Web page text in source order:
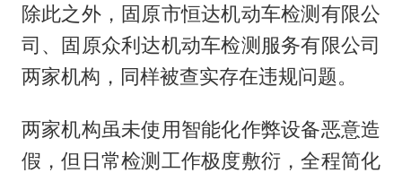
除此之外，固原市恒达机动车检测有限公
司、固原众利达机动车检测服务有限公司
两家机构，同样被查实存在违规问题。
两家机构虽未使用智能化作弊设备恶意造
假，但日常检测工作极度敷衍，全程简化